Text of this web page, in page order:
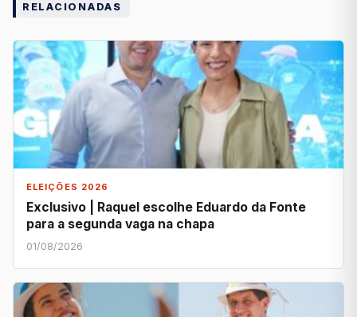
RELACIONADAS
ELEIÇÕES 2026
Exclusivo | Raquel escolhe Eduardo da Fonte
para a segunda vaga na chapa
01/08/2026